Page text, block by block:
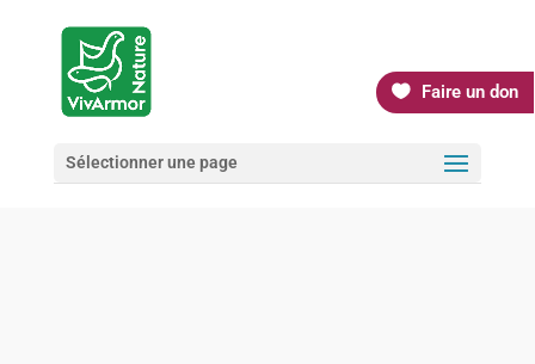
Faire un don
Sélectionner une page